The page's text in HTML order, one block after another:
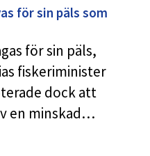
för sin päls som
för sin päls,
fiskeriminister
dock att
en minskad…